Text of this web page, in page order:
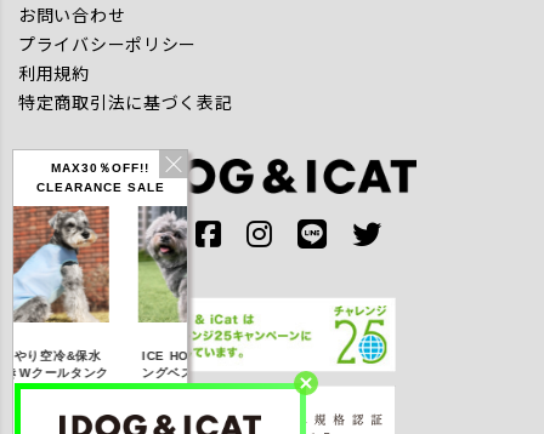
MAX30％OFF!!
CLEARANCE SALE
やり空冷&保水
Wクールタンク
ICE HOLD フィッシ
ングベスト 保冷剤付
円(税込み)
IDOG ICE HOLD ネ
ッククーラー 保冷剤
円(税込み)
お問い合わせ
プライバシーポリシー
利用規約
特定商取引法に基づく表記